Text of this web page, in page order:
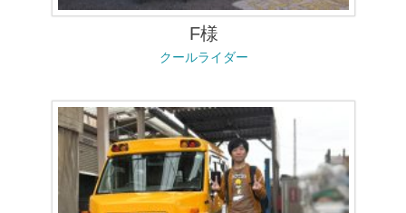
F様
クールライダー